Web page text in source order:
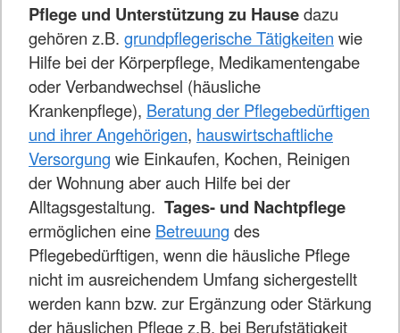
Pflege und Unterstützung zu Hausedazu
gehören z.B. grundpflegerische Tätigkeiten wie
Hilfe bei der Körperpflege, Medikamentengabe
oder Verbandwechsel (häusliche
Krankenpflege), Beratung der Pflegebedürftigen
und ihrer Angehörigen, hauswirtschaftliche
Versorgung wie Einkaufen, Kochen, Reinigen
der Wohnung aber auch Hilfe bei der
Alltagsgestaltung. Tages- und Nachtpflege
ermöglichen eine Betreuung des
Pflegebedürftigen, wenn die häusliche Pflege
nicht im ausreichendem Umfang sichergestellt
werden kann bzw. zur Ergänzung oder Stärkung
der häuslichen Pflege z.B. bei Berufstätigkeit